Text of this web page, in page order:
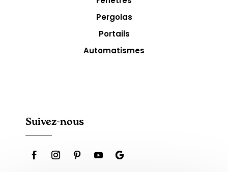
Pergolas
Portails
Automatismes
Suivez-nous